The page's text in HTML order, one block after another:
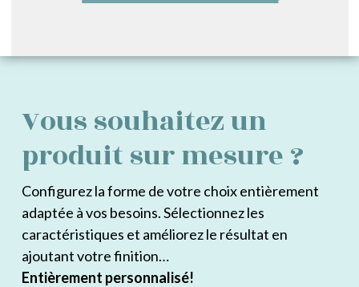
Vous souhaitez un
produit sur mesure ?
Configurez la forme de votre choix entièrement
adaptée à vos besoins. Sélectionnez les
caractéristiques et améliorez le résultat en
ajoutant votre finition…
Entièrement personnalisé!